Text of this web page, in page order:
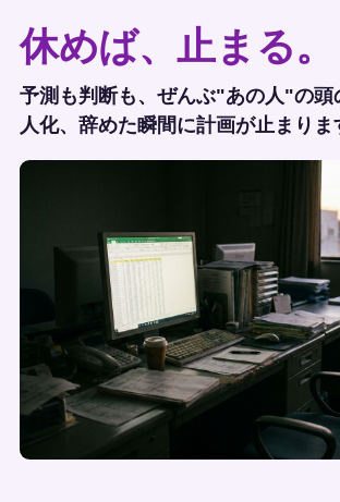
休めば、止まる。
予測も判断も、ぜんぶ"あの人"の頭
人化、辞めた瞬間に計画が止まりま